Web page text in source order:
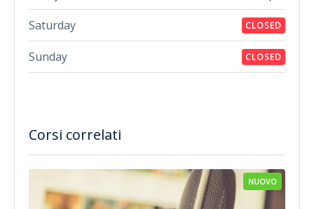
Corsi correlati
NUOVO
Saturday
CLOSED
Sunday CLOSED